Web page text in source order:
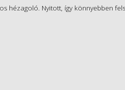
hézagoló. Nyitott, így könnyebben